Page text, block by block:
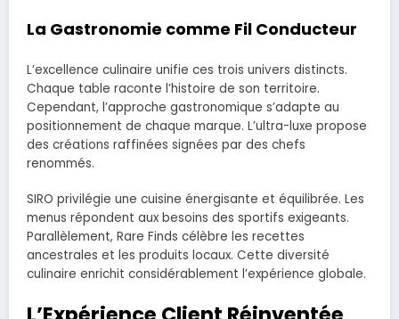
La Gastronomie comme Fil Conducteur
L’excellence culinaire unifie ces trois univers distincts.
Chaque table raconte l’histoire de son territoire.
Cependant, l’approche gastronomique s’adapte au
positionnement de chaque marque. L’ultra-luxe propose
des créations raffinées signées par des chefs
renommés.
SIRO privilégie une cuisine énergisante et équilibrée. Les
menus répondent aux besoins des sportifs exigeants.
Parallèlement, Rare Finds célèbre les recettes
ancestrales et les produits locaux. Cette diversité
culinaire enrichit considérablement l’expérience globale.